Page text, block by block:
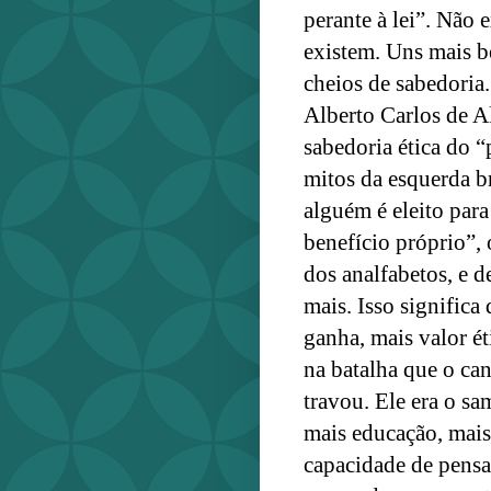
perante à lei”. Não
existem. Uns mais
cheios de
Alberto Carlos de
sabedoria ética do
mitos da esquerda
alguém é eleito
benefício próprio”,
dos analfabetos, e
mais. Isso significa
ganha, mais valor
na batalha que o
travou. Ele era o
mais educação,
capacidade de